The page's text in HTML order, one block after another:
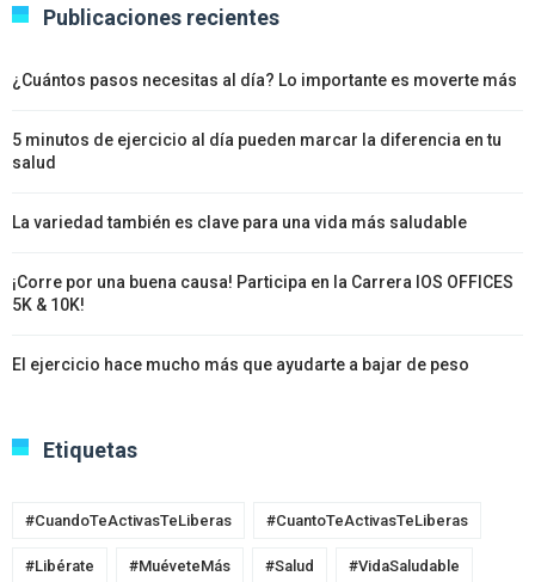
Publicaciones recientes
¿Cuántos pasos necesitas al día? Lo importante es moverte más
5 minutos de ejercicio al día pueden marcar la diferencia en tu
salud
La variedad también es clave para una vida más saludable
¡Corre por una buena causa! Participa en la Carrera IOS OFFICES
5K & 10K!
El ejercicio hace mucho más que ayudarte a bajar de peso
Etiquetas
#CuandoTeActivasTeLiberas #CuantoTeActivasTeLiberas
#Libérate #MuéveteMás #Salud #VidaSaludable